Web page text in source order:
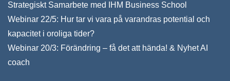
Strategiskt Samarbete med IHM Business School
Webinar 22/5: Hur tar vi vara på varandras potential och
kapacitet i oroliga tider?
Webinar 20/3: Förändring – få det att hända! & Nyhet AI
coach